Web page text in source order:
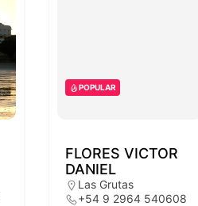
POPULAR
FLORES VICTOR
DANIEL
Las Grutas
+54 9 2964 540608